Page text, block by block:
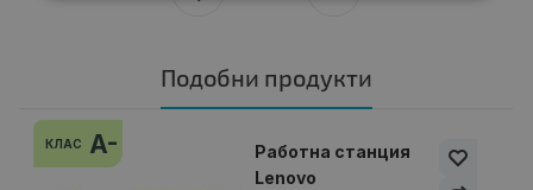
Подобни продукти
КЛАС A-
Работна станция
Lenovo